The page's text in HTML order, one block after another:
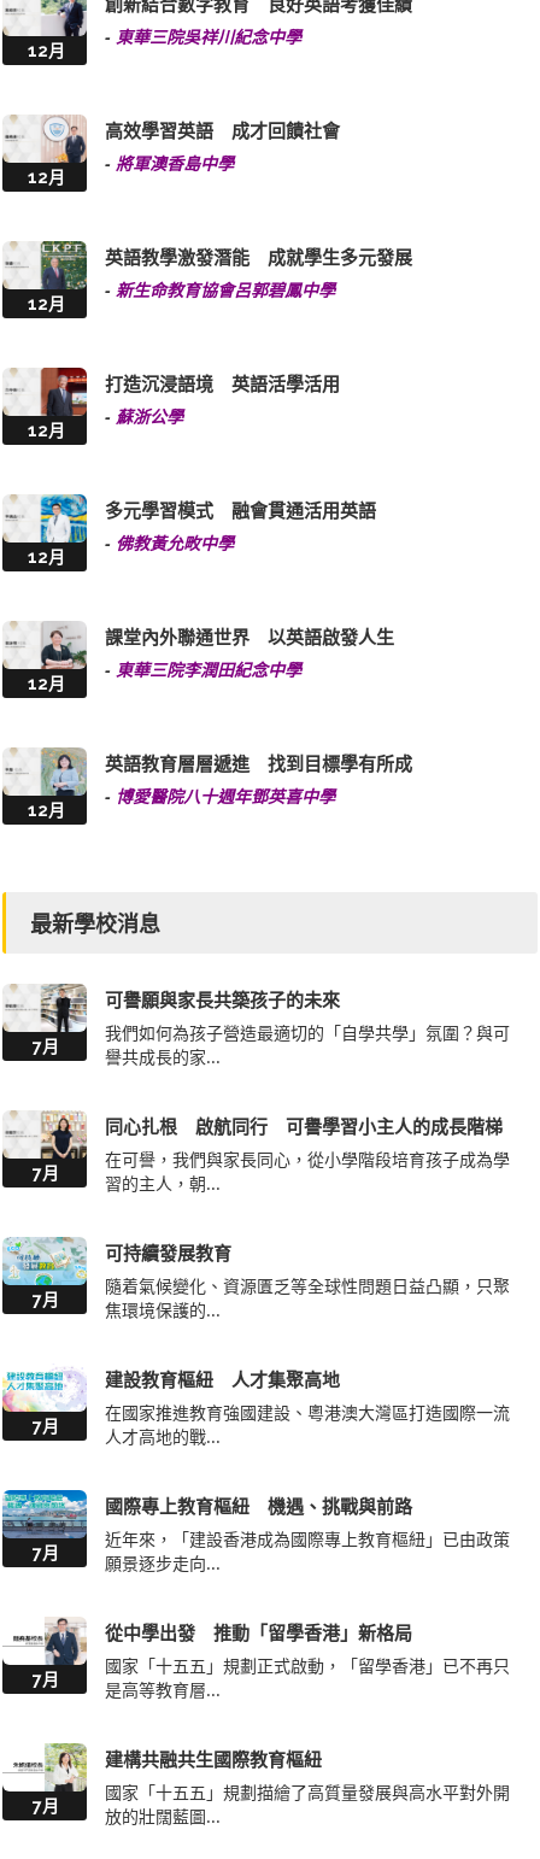
12月
- 東華三院吳祥川紀念中學
12月
高效學習英語 成才回饋社會
- 將軍澳香島中學
12月
英語教學激發潛能 成就學生多元發展
- 新生命教育協會呂郭碧鳳中學
12月
打造沉浸語境 英語活學活用
- 蘇浙公學
12月
多元學習模式 融會貫通活用英語
- 佛教黃允畋中學
12月
課堂內外聯通世界 以英語啟發人生
- 東華三院李潤田紀念中學
12月
英語教育層層遞進 找到目標學有所成
- 博愛醫院八十週年鄧英喜中學
最新學校消息
7月
可譽願與家長共築孩子的未來
我們如何為孩子營造最適切的「自學共學」氛圍？與可
譽共成長的家...
7月
同心扎根 啟航同行 可譽學習小主人的成長階梯
在可譽，我們與家長同心，從小學階段培育孩子成為學
習的主人，朝...
7月
可持續發展教育
隨着氣候變化、資源匱乏等全球性問題日益凸顯，只聚
焦環境保護的...
7月
建設教育樞紐 人才集聚高地
在國家推進教育強國建設、粵港澳大灣區打造國際一流
人才高地的戰...
7月
國際專上教育樞紐 機遇、挑戰與前路
近年來，「建設香港成為國際專上教育樞紐」已由政策
願景逐步走向...
7月
從中學出發 推動「留學香港」新格局
國家「十五五」規劃正式啟動，「留學香港」已不再只
是高等教育層...
7月
建構共融共生國際教育樞紐
國家「十五五」規劃描繪了高質量發展與高水平對外開
放的壯闊藍圖...